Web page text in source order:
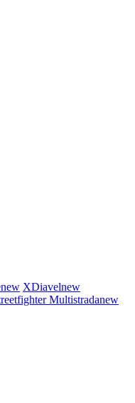
new XDiavelnew
Multistradanew